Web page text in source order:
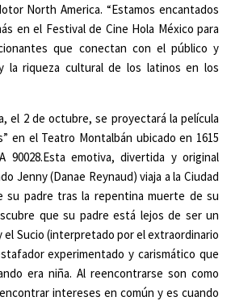
North America. “Estamos encantados
en el Festival de Cine Hola México para
que conectan con el público y
la riqueza cultural de los latinos en los
el 2 de octubre, se proyectará la película
en el Teatro Montalbán ubicado en 1615
90028.Esta emotiva, divertida y original
Jenny (Danae Reynaud) viaja a la Ciudad
su padre tras la repentina muerte de su
que su padre está lejos de ser un
el Sucio (interpretado por el extraordinario
experimentado y carismático que
era niña. Al reencontrarse son como
intereses en común y es cuando